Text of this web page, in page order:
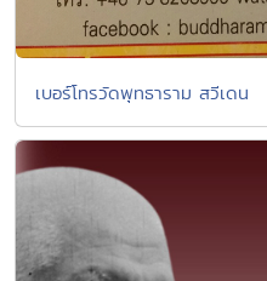
เบอร์โทรวัดพุทธาราม สวีเดน